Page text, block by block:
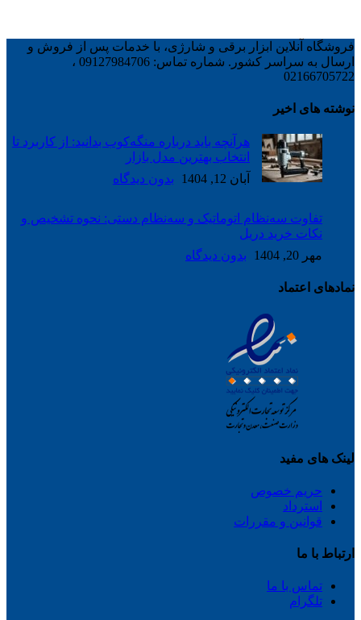
فروشگاه آنلاین ابزار برقی و شارژی، با خدمات پس از فروش و
ارسال به سراسر کشور. شماره تماس: 09127984706 ،
02166705722
نوشته های اخیر
هرآنچه باید درباره منگه‌کوب بدانید: از کاربرد تا
انتخاب بهترین مدل بازار
آبان 12, 1404
بدون دیدگاه
تفاوت سه‌نظام اتوماتیک و سه‌نظام دستی: نحوه تشخیص و
نکات خرید دریل
مهر 20, 1404
بدون دیدگاه
نمادهای اعتماد
لینک های مفید
حریم خصوص
استرداد
قوانین و مقررات
ارتباط با ما
تماس با ما
تلگرام